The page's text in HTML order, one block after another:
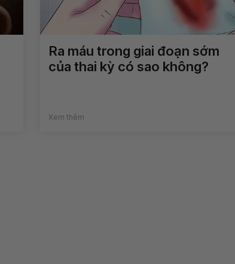
Ra máu trong giai đoạn sớm
của thai kỳ có sao không?
Xem thêm